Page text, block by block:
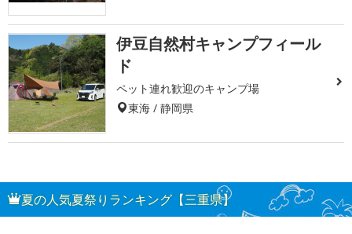
伊豆自然村キャンプフィール
ド
ペット連れ歓迎のキャンプ場
東海 / 静岡県
夏の人気夏祭りランキング【三重県】